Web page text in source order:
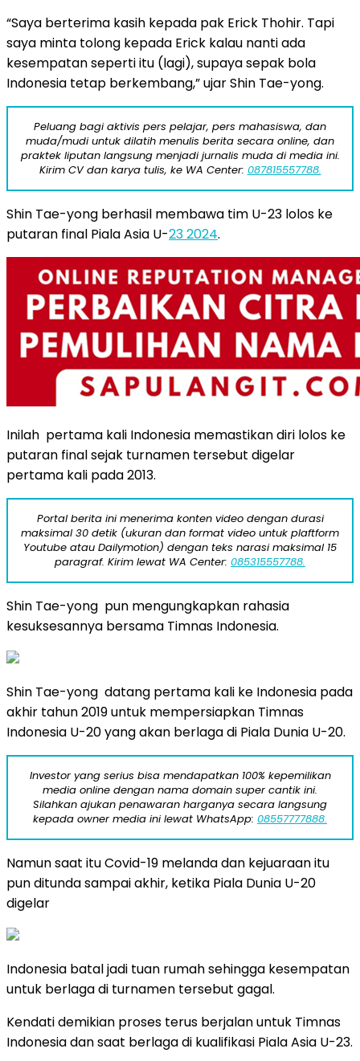
“Saya berterima kasih kepada pak Erick Thohir. Tapi
saya minta tolong kepada Erick kalau nanti ada
kesempatan seperti itu (lagi), supaya sepak bola
Indonesia tetap berkembang,” ujar Shin Tae-yong.
Peluang bagi aktivis pers pelajar, pers mahasiswa, dan
muda/mudi untuk dilatih menulis berita secara online, dan
praktek liputan langsung menjadi jurnalis muda di media ini.
Kirim CV dan karya tulis, ke WA Center: 087815557788.
Shin Tae-yong berhasil membawa tim U-23 lolos ke
putaran final Piala Asia U-23 2024.
Inilah pertama kali Indonesia memastikan diri lolos ke
putaran final sejak turnamen tersebut digelar
pertama kali pada 2013.
Portal berita ini menerima konten video dengan durasi
maksimal 30 detik (ukuran dan format video untuk plaftform
Youtube atau Dailymotion) dengan teks narasi maksimal 15
paragraf. Kirim lewat WA Center: 085315557788.
Shin Tae-yong pun mengungkapkan rahasia
kesuksesannya bersama Timnas Indonesia.
Shin Tae-yong datang pertama kali ke Indonesia pada
akhir tahun 2019 untuk mempersiapkan Timnas
Indonesia U-20 yang akan berlaga di Piala Dunia U-20.
Investor yang serius bisa mendapatkan 100% kepemilikan
media online dengan nama domain super cantik ini.
Silahkan ajukan penawaran harganya secara langsung
kepada owner media ini lewat WhatsApp: 08557777888.
Namun saat itu Covid-19 melanda dan kejuaraan itu
pun ditunda sampai akhir, ketika Piala Dunia U-20
digelar
Indonesia batal jadi tuan rumah sehingga kesempatan
untuk berlaga di turnamen tersebut gagal.
Kendati demikian proses terus berjalan untuk Timnas
Indonesia dan saat berlaga di kualifikasi Piala Asia U-23.